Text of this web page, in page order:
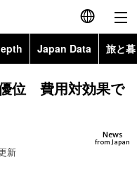
English
简体字
Japan Data 旅と
Topics
位 費用対効果で
News
from Japan
新